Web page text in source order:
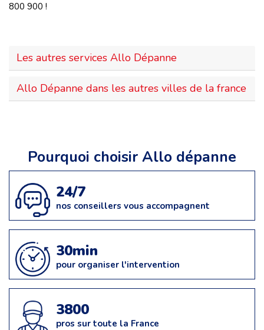
800 900 !
Les autres services Allo Dépanne
Allo Dépanne dans les autres villes de la france
Pourquoi choisir Allo dépanne
24/7
nos conseillers vous accompagnent
30min
pour organiser l'intervention
3800
pros sur toute la France